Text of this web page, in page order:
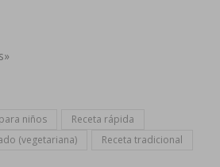
niños
Receta rápida
(vegetariana)
Receta tradicional